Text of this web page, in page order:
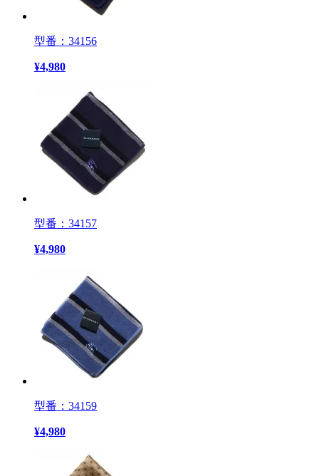
型番：34156
¥4,980
型番：34157
¥4,980
型番：34159
¥4,980